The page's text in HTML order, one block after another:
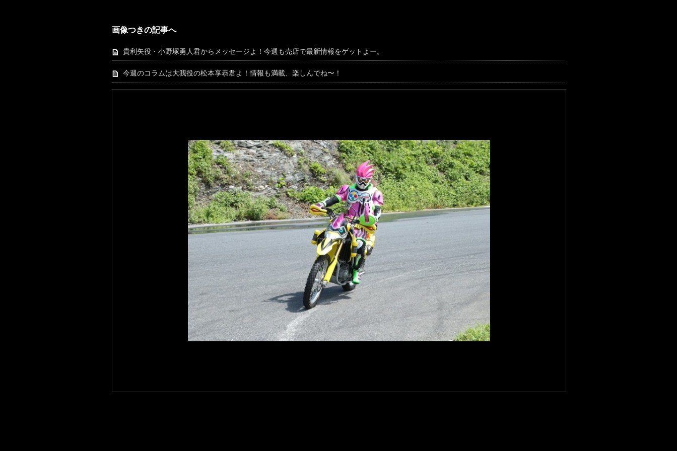
画像つきの記事へ
貴利矢役・小野塚勇人君からメッセージよ！今週も売店で最新情報をゲットよー。
今週のコラムは大我役の松本享恭君よ！情報も満載、楽しんでね〜！